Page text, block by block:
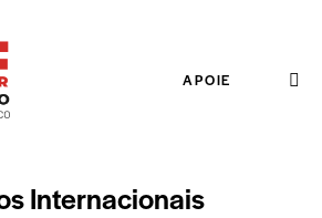
APOIE
Internacionais